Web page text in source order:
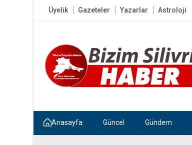
Üyelik Gazeteler Yazarlar Astroloji
Anasayfa Güncel Gündem